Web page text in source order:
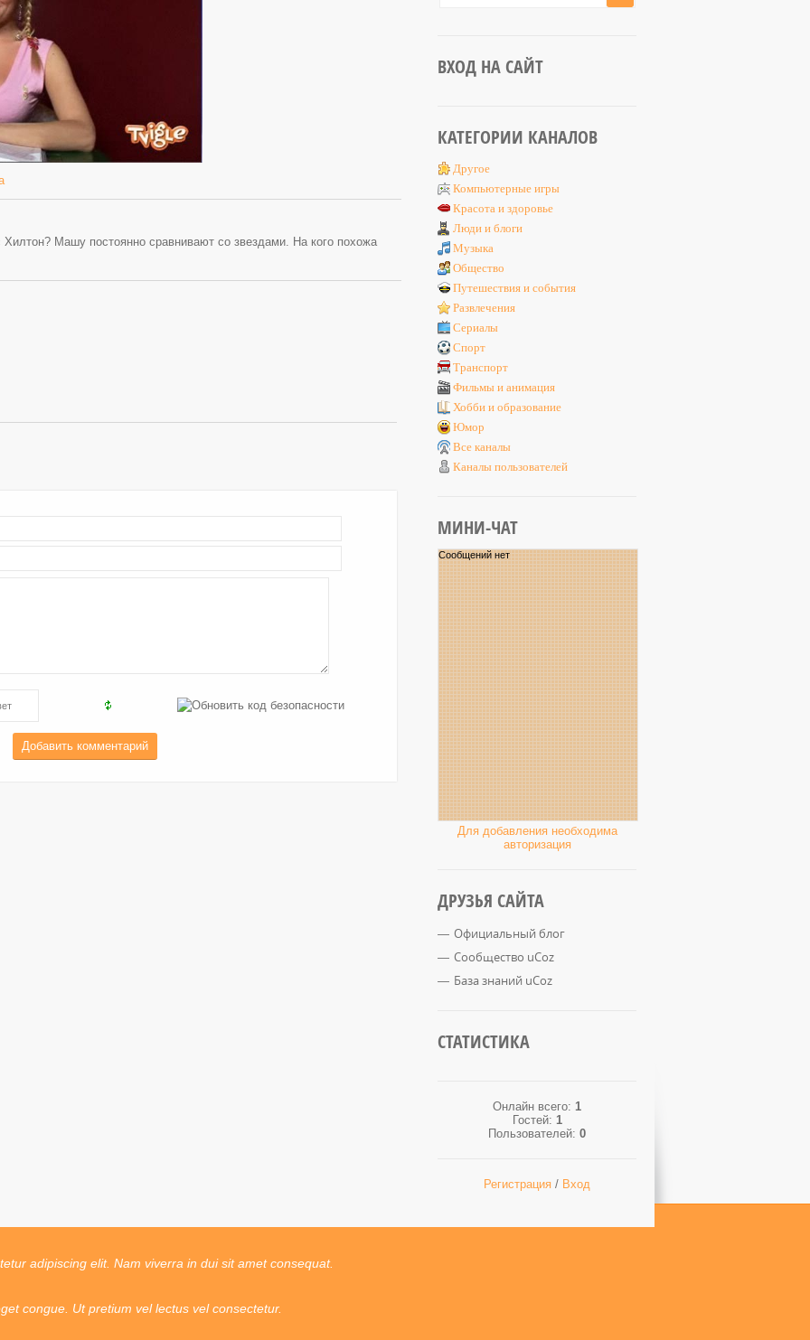
Машу постоянно сравнивают со звездами. На кого похожа
ВХОД НА САЙТ
КАТЕГОРИИ КАНАЛОВ
Другое
Компьютерные игры
Красота и здоровье
Люди и блоги
Музыка
Общество
Путешествия и события
Развлечения
Сериалы
Спорт
Транспорт
Фильмы и анимация
Хобби и образование
Юмор
Все каналы
Каналы пользователей
МИНИ-ЧАТ
Для добавления необходима
авторизация
ДРУЗЬЯ САЙТА
Официальный блог
Сообщество uCoz
База знаний uCoz
СТАТИСТИКА
Онлайн всего: 1
Гостей: 1
Пользователей: 0
Регистрация / Вход
adipiscing elit. Nam viverra in dui sit amet consequat.
congue. Ut pretium vel lectus vel consectetur.